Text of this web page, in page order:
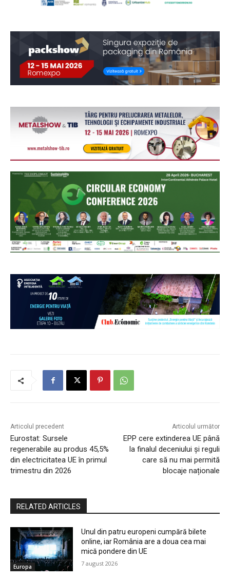
Articolul precedent
Eurostat: Sursele
regenerabile au produs 45,5%
din electricitatea UE în primul
trimestru din 2026
Articolul următor
EPP cere extinderea UE până
la finalul deceniului și reguli
care să nu mai permită
blocaje naționale
RELATED ARTICLES
Europa
Unul din patru europeni cumpără bilete
online, iar România are a doua cea mai
mică pondere din UE
7 august 2026